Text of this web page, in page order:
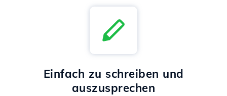
Einfach zu schreiben und
auszusprechen